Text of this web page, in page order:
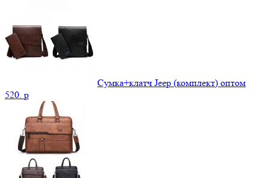
Сумка+клатч Jeep (комплект) оптом
520. p